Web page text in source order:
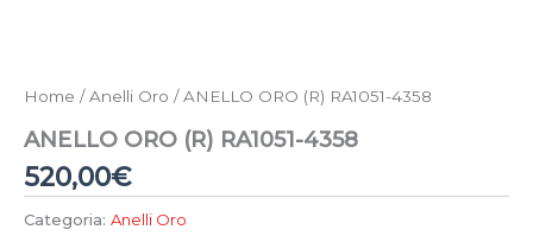
Home /Anelli Oro / ANELLO ORO (R) RA1051-4358
ANELLO ORO (R) RA1051-4358
520,00€
Categoria: Anelli Oro